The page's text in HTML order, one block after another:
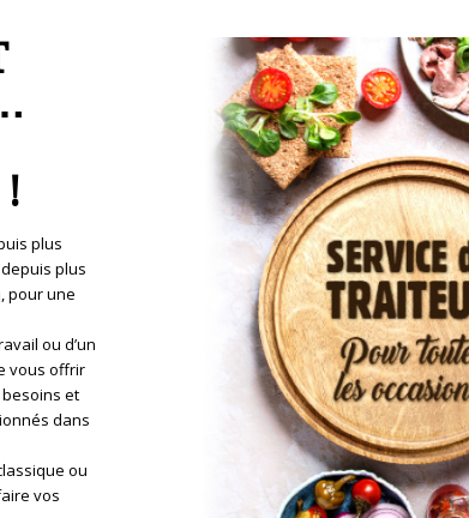
plus
plus
pour une
ou d’un
vous offrir
et
dans
ou
vos